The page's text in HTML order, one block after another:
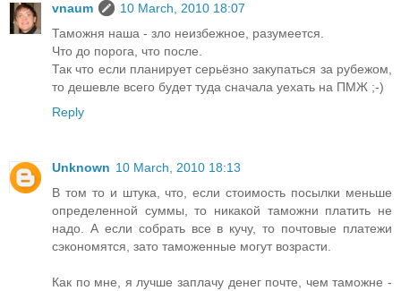
vnaum
10 March, 2010 18:07
Таможня наша - зло неизбежное, разумеется.
Что до порога, что после.
Так что если планирует серьёзно закупаться за рубежом,
то дешевле всего будет туда сначала уехать на ПМЖ ;-)
Reply
Unknown 10 March, 2010 18:13
В том то и штука, что, если стоимость посылки меньше
определенной суммы, то никакой таможни платить не
надо. А если собрать все в кучу, то почтовые платежи
сэкономятся, зато таможенные могут возрасти.
Как по мне, я лучше заплачу денег почте, чем таможне -